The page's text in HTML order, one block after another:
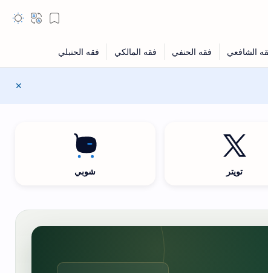
تويتر شوبي